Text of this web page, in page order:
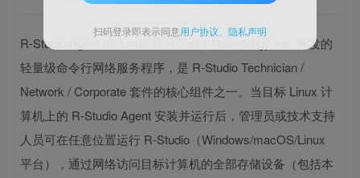
R‑Studio Agent for Linux 是 R‑Tools Technology Inc. 开发的
轻量级命令行网络服务程序，是 R‑Studio Technician /
Network / Corporate 套件的核心组件之一。当目标 Linux 计
算机上的 R‑Studio Agent 安装并运行后，管理员或技术支持
人员可在任意位置运行 R‑Studio（Windows/macOS/Linux
平台），通过网络访问目标计算机的全部存储设备（包括本
扫码登录即表示同意用户协议 隐私声明